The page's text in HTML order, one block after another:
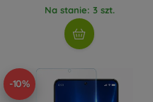
Na stanie: 3 szt.
-10%